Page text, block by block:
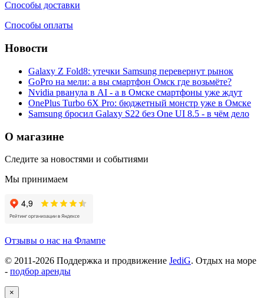
Способы доставки
Способы оплаты
Новости
Galaxy Z Fold8: утечки Samsung перевернут рынок
GoPro на мели: а вы смартфон Омск где возьмёте?
Nvidia рванула в AI - а в Омске смартфоны уже ждут
OnePlus Turbo 6X Pro: бюджетный монстр уже в Омске
Samsung бросил Galaxy S22 без One UI 8.5 - в чём дело
О магазине
Следите за новостями и событиями
Мы принимаем
Отзывы о нас на Флампе
© 2011-2026 Поддержка и продвижение JediG. Отдых на море
- подбор аренды
×